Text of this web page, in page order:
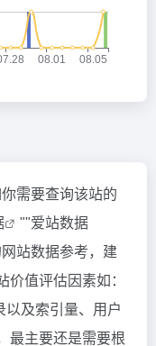
需要查询该站的
""爱站数据
站数据参考，建
值评估因素如：
及索引量、用户
最主要还是需要根